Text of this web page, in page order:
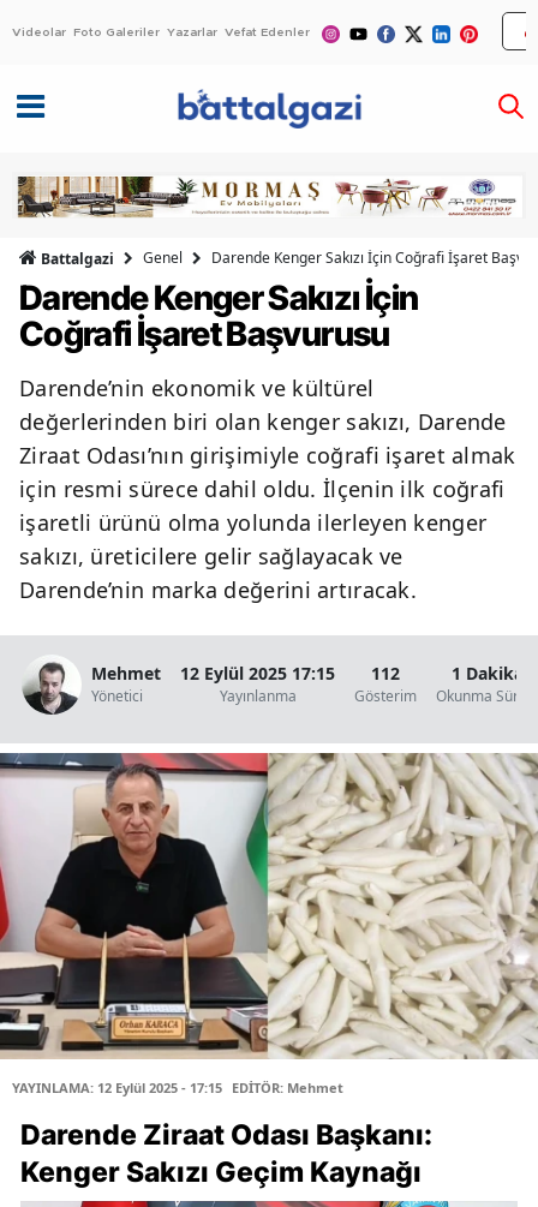
Videolar Foto Galeriler Yazarlar Vefat Edenler
Battalgazi Genel Darende Kenger Sakızı İçin Coğrafi İşaret
Darende Kenger Sakızı İçin
Coğrafi İşaret Başvurusu
Darende’nin ekonomik ve kültürel
değerlerinden biri olan kenger sakızı, Darende
Ziraat Odası’nın girişimiyle coğrafi işaret almak
için resmi sürece dahil oldu. İlçenin ilk coğrafi
işaretli ürünü olma yolunda ilerleyen kenger
sakızı, üreticilere gelir sağlayacak ve
Darende’nin marka değerini artıracak.
Mehmet
Yönetici
12 Eylül 2025 17:15
Yayınlanma
112
Gösterim
1 Dakika
Okunma Süresi
YAYINLAMA: 12 Eylül 2025 - 17:15 EDİTÖR: Mehmet
Darende Ziraat Odası Başkanı:
Kenger Sakızı Geçim Kaynağı